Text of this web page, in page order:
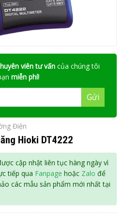
viên tư vấn của chúng tôi
miễn phí!
Điện
Hioki DT4222
cập nhật liên tục hàng ngày vì
tiếp qua Fanpage hoặc Zalo để
các mẫu sản phẩm mới nhất tại